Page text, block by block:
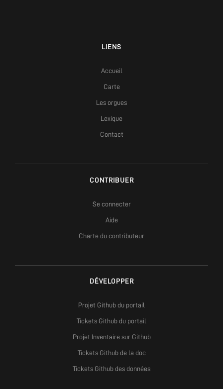
LIENS
Accueil
Carte
Les orgues
Lexique
Contact
CONTRIBUER
Se connecter
Aide
Charte du contributeur
DÉVELOPPER
Projet Github du portail
Tickets Github du portail
Projet Inventaire sur Github
Tickets Github de la doc
Tickets Github des données